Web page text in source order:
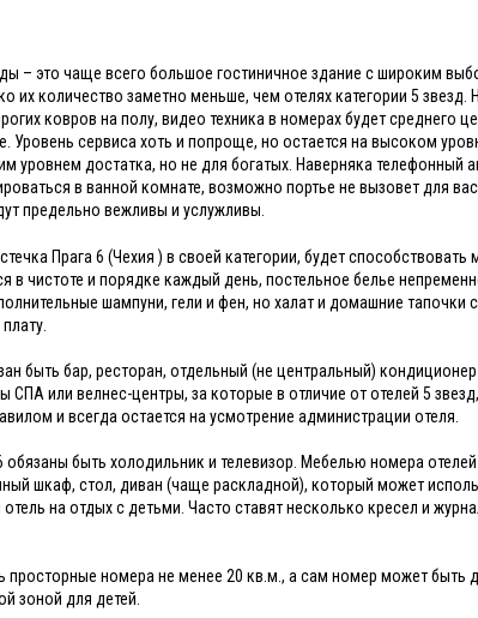
– это чаще всего большое гостиничное здание с широким
их количество заметно меньше, чем отелях категории 5 звезд.
ковров на полу, видео техника в номерах будет среднего
Уровень сервиса хоть и попроще, но остается на высоком
уровнем достатка, но не для богатых. Наверняка телефонный
в ванной комнате, возможно портье не вызовет для
предельно вежливы и услужливы.
Прага 6 (Чехия ) в своей категории, будет
в чистоте и порядке каждый день, постельное белье
шампуни, гели и фен, но халат и домашние тапочки
быть бар, ресторан, отдельный (не центральный)
СПА или велнес-центры, за которые в отличие от отелей 5
и всегда остается на усмотрение администрации отеля.
обязаны быть холодильник и телевизор. Мебелью номера
шкаф, стол, диван (чаще раскладной), который может
на отдых с детьми. Часто ставят несколько кресел и
просторные номера не менее 20 кв.м., а сам номер может быть
зоной для детей.